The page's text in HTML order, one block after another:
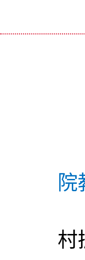
院
村